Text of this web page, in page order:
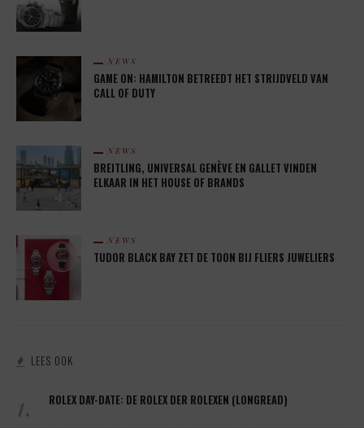
NEWS
GAME ON: HAMILTON BETREEDT HET STRIJDVELD VAN
CALL OF DUTY
NEWS
BREITLING, UNIVERSAL GENÈVE EN GALLET VINDEN
ELKAAR IN HET HOUSE OF BRANDS
NEWS
TUDOR BLACK BAY ZET DE TOON BIJ FLIERS JUWELIERS
LEES OOK
1. ROLEX DAY-DATE: DE ROLEX DER ROLEXEN (LONGREAD)